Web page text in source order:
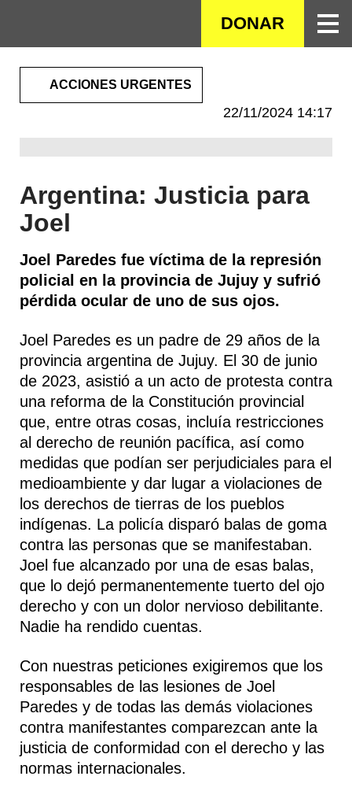
PRINCIPAL
DONAR
ACCIONES URGENTES
22/11/2024 14:17
Argentina: Justicia para
Joel
Joel Paredes fue víctima de la represión
policial en la provincia de Jujuy y sufrió
pérdida ocular de uno de sus ojos.
Joel Paredes es un padre de 29 años de la
provincia argentina de Jujuy. El 30 de junio
de 2023, asistió a un acto de protesta contra
una reforma de la Constitución provincial
que, entre otras cosas, incluía restricciones
al derecho de reunión pacífica, así como
medidas que podían ser perjudiciales para el
medioambiente y dar lugar a violaciones de
los derechos de tierras de los pueblos
indígenas. La policía disparó balas de goma
contra las personas que se manifestaban.
Joel fue alcanzado por una de esas balas,
que lo dejó permanentemente tuerto del ojo
derecho y con un dolor nervioso debilitante.
Nadie ha rendido cuentas.
Con nuestras peticiones exigiremos que los
responsables de las lesiones de Joel
Paredes y de todas las demás violaciones
contra manifestantes comparezcan ante la
justicia de conformidad con el derecho y las
normas internacionales.